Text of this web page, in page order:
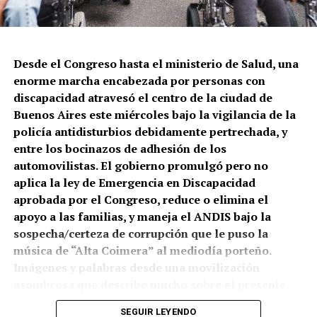
matar. En este caso a Leonardo Vargas, quien quedó
gravemente herido y pelea por sobrevivir. Lo que
intentaba que una persona en situación de calle no le
robara su celular.
Vecinas y vecinos de Constitución, reclamando en la
estaban robando el celular.
El mapa del caravanazo.
A pie, a caballo, en autos y toda clase de vehículos la
provincia salió a las rutas y calles. Lo que está en
juego es una explotación de la minería metalífera a
gran escala, de oro y cobre, que atraviesa la cuenca
millones de habitantes, a más de 9.000 industrias y
Desde el Congreso hasta el ministerio de Salud, una
enorme marcha encabezada por personas con
discapacidad atravesó el centro de la ciudad de
Buenos Aires este miércoles bajo la vigilancia de la
policía antidisturbios debidamente pertrechada, y
entre los bocinazos de adhesión de los
automovilistas. El gobierno promulgó pero no
aplica la ley de Emergencia en Discapacidad
aprobada por el Congreso, reduce o elimina el
apoyo a las familias, y maneja el ANDIS bajo la
sospecha/certeza de corrupción que le puso la
música de “Alta Coimera” al mediodía porteño.
Imágenes y palabras desde una movilización
SEGUIR LEYENDO